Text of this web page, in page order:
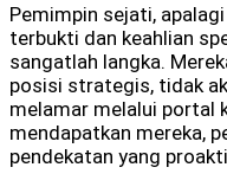
Pemimpin sejati,
terbukti dan keahlian
sangatlah langka.
posisi strategis, tidak
melamar melalui portal
mendapatkan mereka,
pendekatan yang